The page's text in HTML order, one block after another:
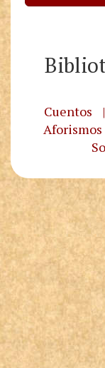
Cuentos |
Aforismos